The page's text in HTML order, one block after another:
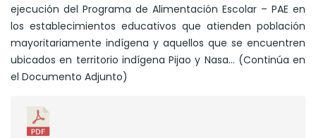
ejecución del Programa de Alimentación Escolar – PAE en
los establecimientos educativos que atienden población
mayoritariamente indígena y aquellos que se encuentren
ubicados en territorio indígena Pijao y Nasa… (Continúa en
el Documento Adjunto)